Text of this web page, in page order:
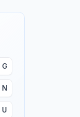
G
N
U